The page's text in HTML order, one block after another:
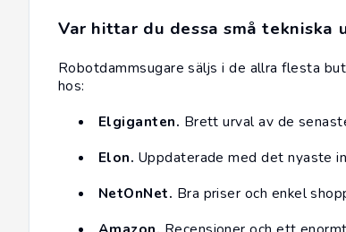
Var hittar du dessa små tekniska
Robotdammsugare säljs i de allra flesta
hos:
Elgiganten. Brett urval av de
Elon. Uppdaterade med det nyaste
NetOnNet. Bra priser och enkel